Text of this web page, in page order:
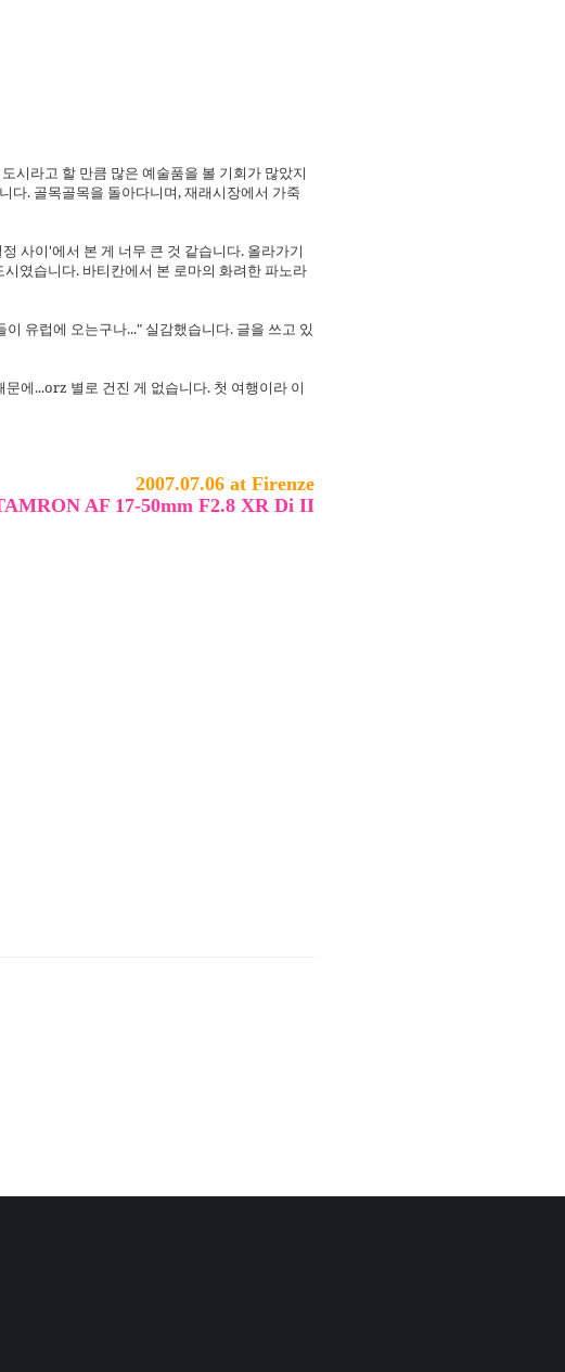
시라고 할 만큼 많은 예술품을 볼 기회가 많았지
다. 골목골목을 돌아다니며, 재래시장에서 가죽
사이'에서 본 게 너무 큰 것 같습니다. 올라가기
였습니다. 바티칸에서 본 로마의 화려한 파노라
유럽에 오는구나..." 실감했습니다. 글을 쓰고 있
에...orz 별로 건진 게 없습니다. 첫 여행이라 이
2007.07.06 at Firenze
AF 17-50mm F2.8 XR Di II